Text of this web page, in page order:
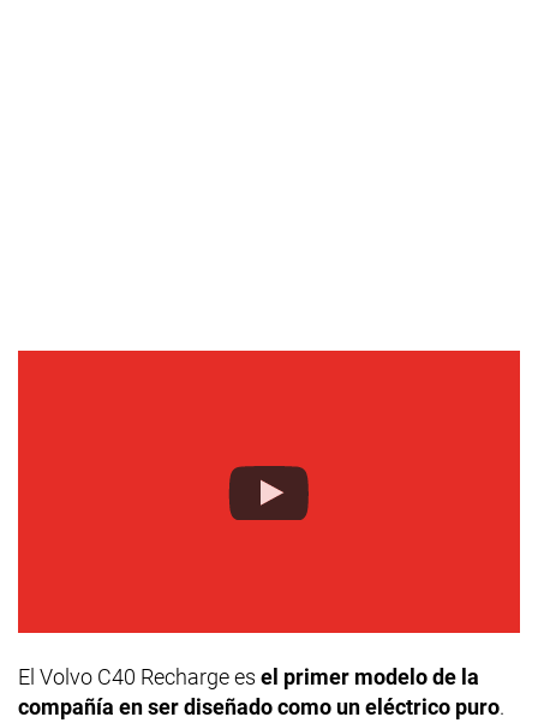
El Volvo C40 Recharge es el primer modelo de la
compañía en ser diseñado como un eléctrico puro.